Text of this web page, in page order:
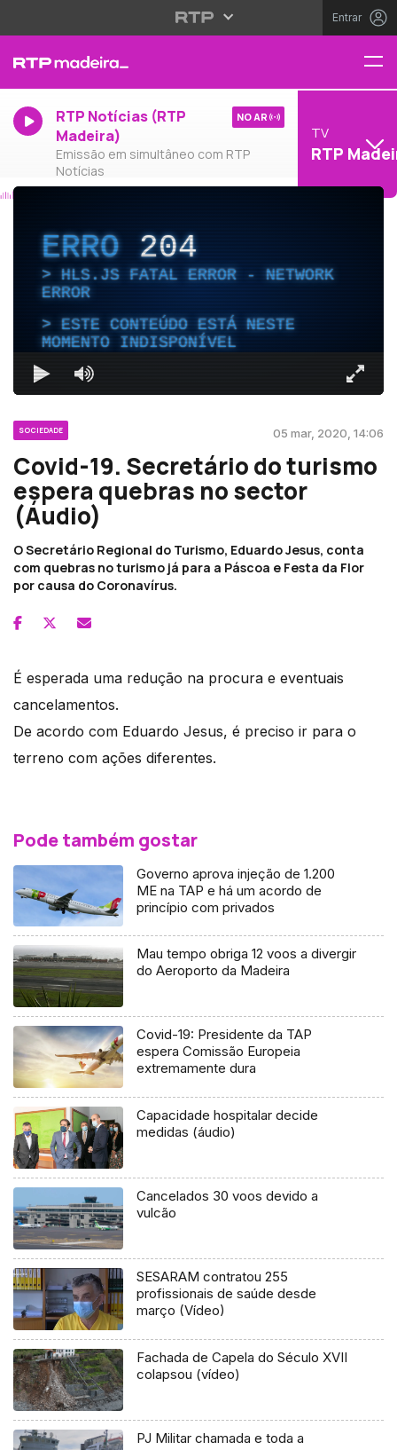
Entrar
RTP Notícias (RTP
Madeira)
Emissão em simultâneo com RTP
Notícias
NO AR
TV
RTP
ERRO204
HLS.JS FATAL ERROR - NETWORK
ERROR
ESTE CONTEÚDO ESTÁ NESTE
MOMENTO INDISPONÍVEL
SOCIEDADE 05 mar, 2020, 14:06
Covid-19. Secretário do turismo
espera quebras no sector
(Áudio)
O Secretário Regional do Turismo, Eduardo Jesus, conta
com quebras no turismo já para a Páscoa e Festa da Flor
por causa do Coronavírus.
É esperada uma redução na procura e eventuais
cancelamentos.
De acordo com Eduardo Jesus, é preciso ir para o
terreno com ações diferentes.
Pode também gostar
Governo aprova injeção de 1.200
ME na TAP e há um acordo de
princípio com privados
Mau tempo obriga 12 voos a divergir
do Aeroporto da Madeira
Covid-19: Presidente da TAP
espera Comissão Europeia
extremamente dura
Capacidade hospitalar decide
medidas (áudio)
Cancelados 30 voos devido a
vulcão
SESARAM contratou 255
profissionais de saúde desde
março (Vídeo)
Fachada de Capela do Século XVII
colapsou (vídeo)
PJ Militar chamada e toda a